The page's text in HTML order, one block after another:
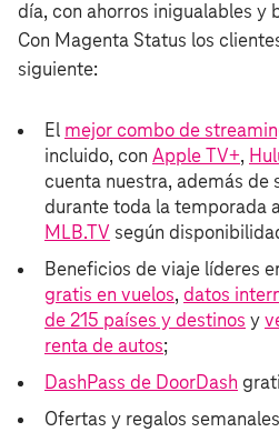
día, con ahorros inigualables y
Con Magenta Status los
siguiente:
El mejor combo de
incluido, con Apple TV+,
cuenta nuestra, además de
durante toda la temporada
MLB.TV según
Beneficios de viaje líderes
gratis en vuelos, datos
de 215 países y destinos y
renta de autos;
DashPass de DoorDash
Ofertas y regalos